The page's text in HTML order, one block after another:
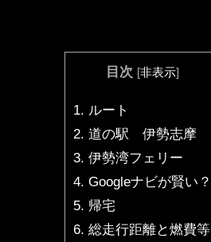
目次 [非表示]
1. ルート
2. 道の駅 伊勢志摩
3. 伊勢湾フェリー
4. Googleナビが賢い？
5. 帰宅
6. 総走行距離と燃費等